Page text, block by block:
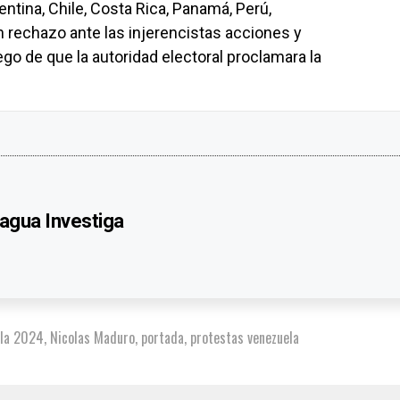
Chile, Costa Rica, Panamá, Perú,
rechazo ante las injerencistas acciones y
de que la autoridad electoral proclamara la
Investiga
2024, Nicolas Maduro, portada, protestas venezuela